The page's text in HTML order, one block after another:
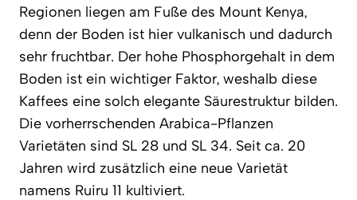
Regionen liegen am Fuße des Mount Kenya,
denn der Boden ist hier vulkanisch und dadurch
sehr fruchtbar. Der hohe Phosphorgehalt in dem
Boden ist ein wichtiger Faktor, weshalb diese
Kaffees eine solch elegante Säurestruktur bilden.
Die vorherrschenden Arabica-Pflanzen
Varietäten sind SL 28 und SL 34. Seit ca. 20
Jahren wird zusätzlich eine neue Varietät
namens Ruiru 11 kultiviert.